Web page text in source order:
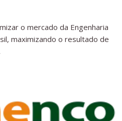
o mercado da Engenharia
maximizando o resultado de